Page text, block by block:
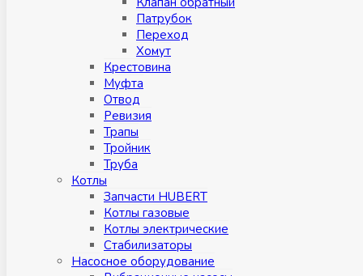
Патрубок
Переход
Хомут
Крестовина
Муфтa
Отвод
Ревизия
Трапы
Тройник
Труба
Котлы
Запчасти HUBERT
Котлы газовые
Котлы электрические
Стабилизаторы
Насосное оборудование